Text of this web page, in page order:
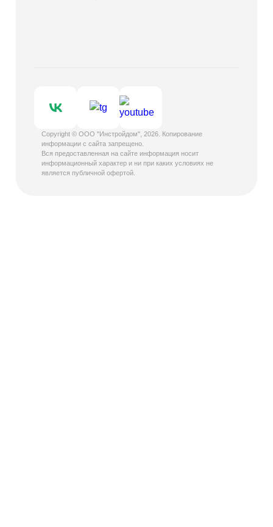
Copyright © ООО "Инстройдом", 2026. Копирование
информации с сайта запрещено.
Вся предоставленная на сайте информация носит
информационный характер и ни при каких условиях не
является публичной офертой.